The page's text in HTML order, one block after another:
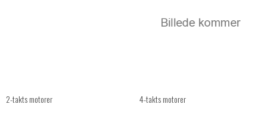
2-takts motorer 4-takts motorer